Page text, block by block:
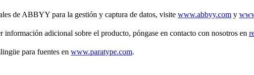
de ABBYY para la gestión y captura de datos, visite www.abbyy.com y
adicional sobre el producto, póngase en contacto con nosotros en
para fuentes en www.paratype.com.